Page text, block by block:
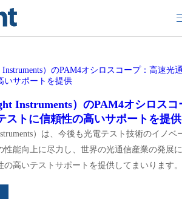
Instruments）のPAM4オシロスコ
ストに信頼性の高いサポートを提供
）は、今後も光電テスト技術のイノベ
性能向上に尽力し、世界の光通信産業の発展
の高いテストサポートを提供してまいります。